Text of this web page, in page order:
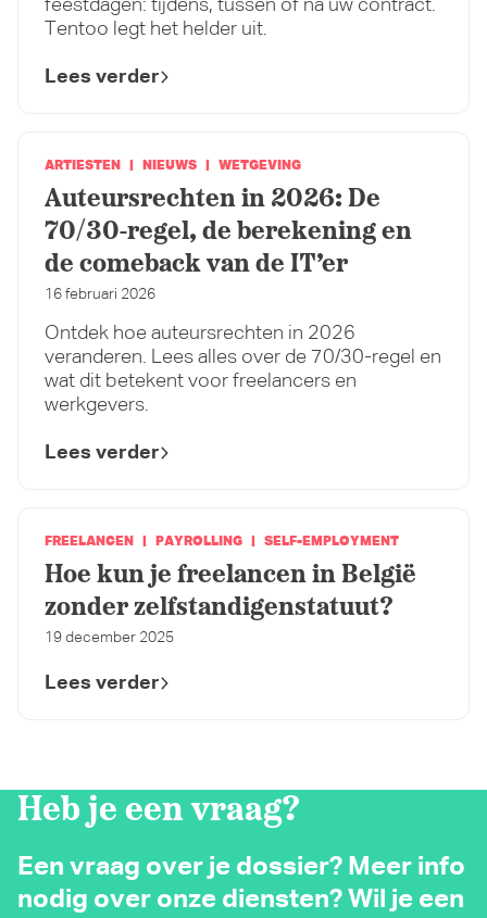
feestdagen: tijdens, tussen of na uw contract.
Tentoo legt het helder uit.
Lees verder
ARTIESTEN NIEUWS WETGEVING
Auteursrechten in 2026: De
70/30-regel, de berekening en
de comeback van de IT’er
16 februari 2026
Ontdek hoe auteursrechten in 2026
veranderen. Lees alles over de 70/30-regel en
wat dit betekent voor freelancers en
werkgevers.
Lees verder
FREELANCEN PAYROLLING SELF-EMPLOYMENT
Hoe kun je freelancen in België
zonder zelfstandigenstatuut?
19 december 2025
Lees verder
Heb je een vraag?
Een vraag over je dossier? Meer info
nodig over onze diensten? Wil je een